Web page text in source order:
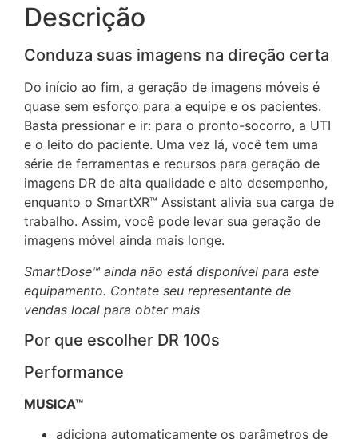
Descrição
Conduza suas imagens na direção certa
Do início ao fim, a geração de imagens móveis é
quase sem esforço para a equipe e os pacientes.
Basta pressionar e ir: para o pronto-socorro, a UTI
e o leito do paciente. Uma vez lá, você tem uma
série de ferramentas e recursos para geração de
imagens DR de alta qualidade e alto desempenho,
enquanto o SmartXR™ Assistant alivia sua carga de
trabalho. Assim, você pode levar sua geração de
imagens móvel ainda mais longe.
SmartDose™ ainda não está disponível para este
equipamento. Contate seu representante de
vendas local para obter mais
Por que escolher DR 100s
Performance
MUSICA™
adiciona automaticamente os parâmetros de